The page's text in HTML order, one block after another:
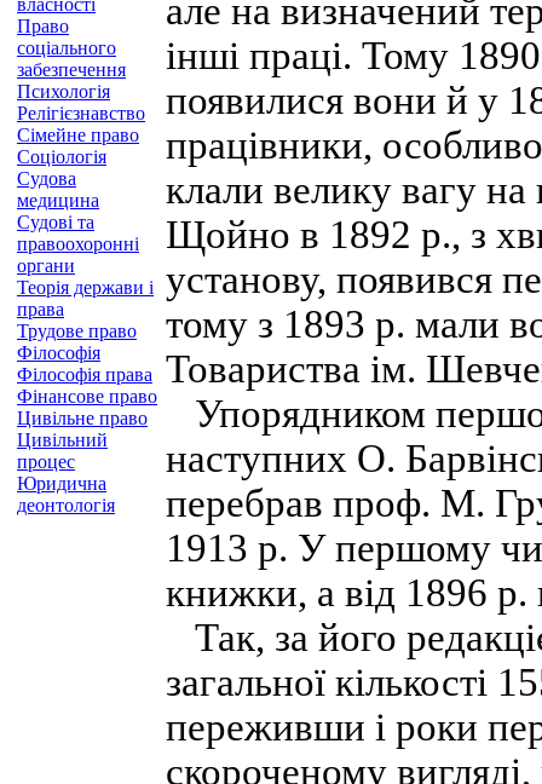
власності
Право
соціального
забезпечення
Психологія
Релігієзнавство
Сімейне право
Соціологія
Судова
медицина
Судові та
правоохоронні
органи
Теорія держави і
права
Трудове право
Філософія
Філософія права
Фінансове право
Цивільне право
Цивільний
процес
Юридична
деонтологія
але на визначений
інші праці. Тому
появилися вони й у
працівники,
клали велику вагу на
Щойно в 1892 p., з
установу, появився
тому з 1893 р. мали
Товариства ім.
Упорядником
наступних О.
перебрав проф. М.
1913 р. У першому
книжки, а від 1896
Так, за його
загальної кількості
переживши і роки
скороченому